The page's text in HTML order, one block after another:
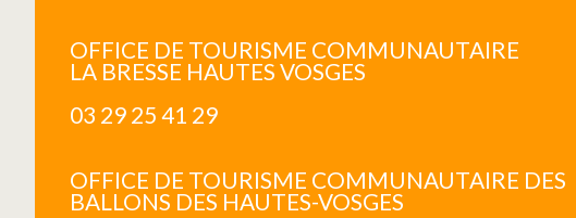
OFFICE DE TOURISME COMMUNAUTAIRE
LA BRESSE HAUTES VOSGES
03 29 25 41 29
OFFICE DE TOURISME COMMUNAUTAIRE DES
BALLONS DES HAUTES-VOSGES